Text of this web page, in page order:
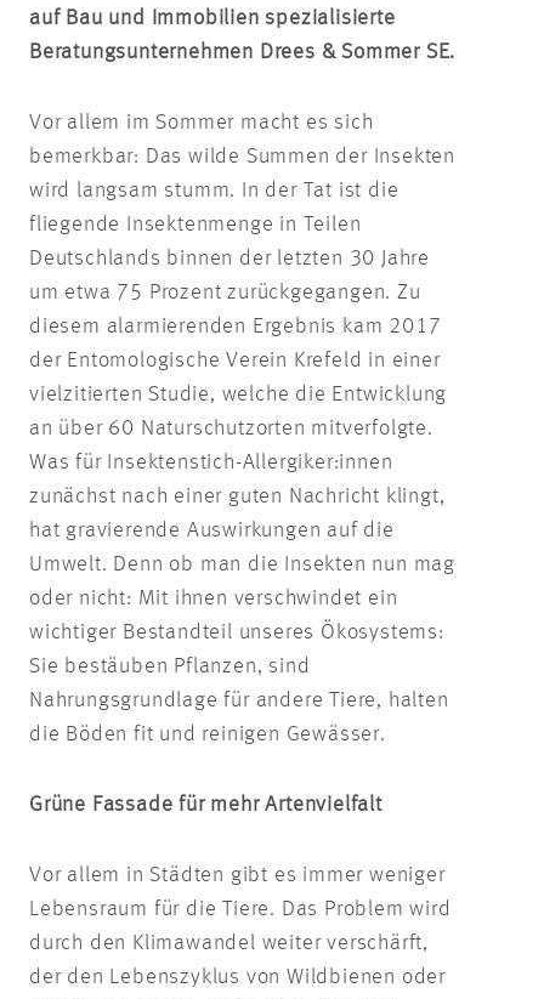
auf Bau und Immobilien spezialisierte
Beratungsunternehmen Drees & Sommer SE.
Vor allem im Sommer macht es sich
bemerkbar: Das wilde Summen der Insekten
wird langsam stumm. In der Tat ist die
fliegende Insektenmenge in Teilen
Deutschlands binnen der letzten 30 Jahre
um etwa 75 Prozent zurückgegangen. Zu
diesem alarmierenden Ergebnis kam 2017
der Entomologische Verein Krefeld in einer
vielzitierten Studie, welche die Entwicklung
an über 60 Naturschutzorten mitverfolgte.
Was für Insektenstich-Allergiker:innen
zunächst nach einer guten Nachricht klingt,
hat gravierende Auswirkungen auf die
Umwelt. Denn ob man die Insekten nun mag
oder nicht: Mit ihnen verschwindet ein
wichtiger Bestandteil unseres Ökosystems:
Sie bestäuben Pflanzen, sind
Nahrungsgrundlage für andere Tiere, halten
die Böden fit und reinigen Gewässer.
Grüne Fassade für mehr Artenvielfalt
Vor allem in Städten gibt es immer weniger
Lebensraum für die Tiere. Das Problem wird
durch den Klimawandel weiter verschärft,
der den Lebenszyklus von Wildbienen oder